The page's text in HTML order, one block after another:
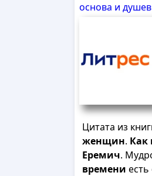
основа и
Цитата из
женщин. Как
Еремич.
времени